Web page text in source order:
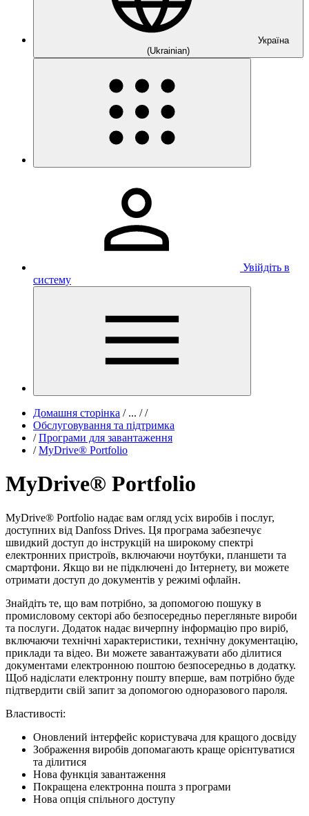
Україна
(Ukrainian)
Увійдіть в
систему
Домашня сторінка /... / /
Обслуговування та підтримка
/ Програми для завантаження
/ MyDrive® Portfolio
MyDrive® Portfolio
MyDrive® Portfolio надає вам огляд усіх виробів і послуг,
доступних від Danfoss Drives. Ця програма забезпечує
швидкий доступ до інструкцій на широкому спектрі
електронних пристроїв, включаючи ноутбуки, планшети та
смартфони. Якщо ви не підключені до Інтернету, ви можете
отримати доступ до документів у режимі офлайн.
Знайдіть те, що вам потрібно, за допомогою пошуку в
промисловому секторі або безпосередньо перегляньте вироби
та послуги. Додаток надає вичерпну інформацію про виріб,
включаючи технічні характеристики, технічну документацію,
приклади та відео. Ви можете завантажувати або ділитися
документами електронною поштою безпосередньо в додатку.
Щоб надіслати електронну пошту вперше, вам потрібно буде
підтвердити свій запит за допомогою одноразового пароля.
Властивості:
Оновлений інтерфейс користувача для кращого досвіду
Зображення виробів допомагають краще орієнтуватися
та ділитися
Нова функція завантаження
Покращена електронна пошта з програми
Нова опція спільного доступу